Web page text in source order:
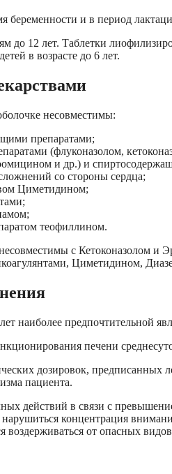
беременности и в период
до 12 лет. Таблетки
в возрасте до 6 лет.
несовместимы:
препаратами;
(флуконазолом,
и др.) и
со стороны сердца;
Циметидином;
теофиллином.
с Кетоконазолом и
Циметидином,
наиболее предпочтительной
печени
дозировок, предписанных
пациента.
действий в связи с
концентрация
воздерживаться от опасных